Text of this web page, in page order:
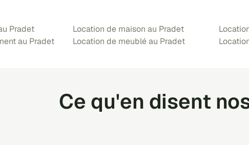
Pradet
au Pradet
Location de maison au Pradet
Location de meublé au Pradet
Ce qu'en disent